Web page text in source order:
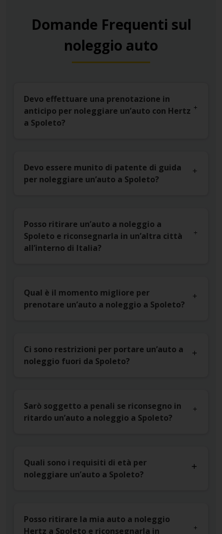
Domande Frequenti sul
noleggio auto
Devo effettuare una prenotazione in
anticipo per noleggiare un’auto con Hertz
a Spoleto?
Devo essere munito di patente di guida
per noleggiare un’auto a Spoleto?
Posso ritirare un’auto a noleggio a
Spoleto e riconsegnarla in un’altra città
all’interno di Italia?
Qual è il momento migliore per
prenotare un’auto a noleggio a Spoleto?
Ci sono restrizioni per portare un’auto a
noleggio fuori da Spoleto?
Sarò soggetto a penali se riconsegno in
ritardo un’auto a noleggio a Spoleto?
Quali sono i requisiti di età per
noleggiare un’auto a Spoleto?
Posso ritirare la mia auto a noleggio
Hertz a Spoleto e riconsegnarla in